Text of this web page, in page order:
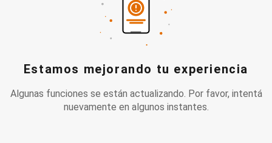
Estamos mejorando tu experiencia
Algunas funciones se están actualizando. Por favor, intentá
nuevamente en algunos instantes.